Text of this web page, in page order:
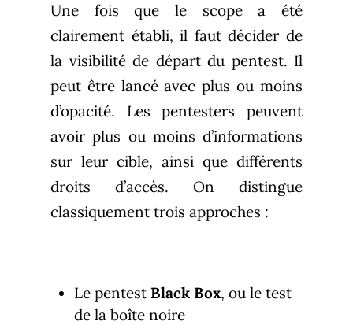
Une fois que le scope a été
clairement établi, il faut décider de
la visibilité de départ du pentest. Il
peut être lancé avec plus ou moins
d’opacité. Les pentesters peuvent
avoir plus ou moins d’informations
sur leur cible, ainsi que différents
droits d’accès. On distingue
classiquement trois approches :
Le pentest Black Box, ou le test
de la boîte noire